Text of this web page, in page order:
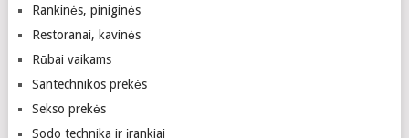
Rankinės, piniginės
Restoranai, kavinės
Rūbai vaikams
Santechnikos prekės
Sekso prekės
Sodo technika ir įrankiai